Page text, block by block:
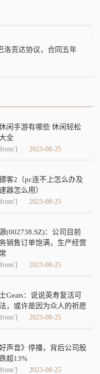
洛贡达协议，合同五年
闲手游有哪些 休闲轻松
全
2023-08-25
客2（pc连不上怎么办及
器怎么用）
2023-08-25
(002738.SZ)：公司目前
销售订单饱满，生产经营
2023-08-25
Geats：说说英寿复活可
，或许是因为众人的祈愿
2023-08-25
好声音》停播，背后公司股
超13%
2023-08-25